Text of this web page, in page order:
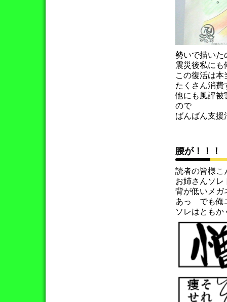
勢いで描いた
震災後私にも
この復活は本
たくさん消費
他にも風評被
ので
ばんばん支援
腰が！！！
読者の皆様こ
お姉さんソレ
背が低いメ
あっ でも俺
ソレはともか